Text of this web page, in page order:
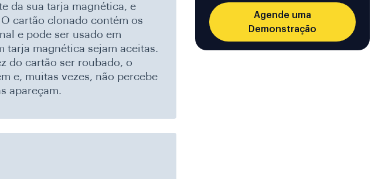
da sua tarja magnética, e
cartão clonado contém os
e pode ser usado em
tarja magnética sejam aceitas.
do cartão ser roubado, o
e, muitas vezes, não percebe
apareçam.
Agende uma
Demonstração